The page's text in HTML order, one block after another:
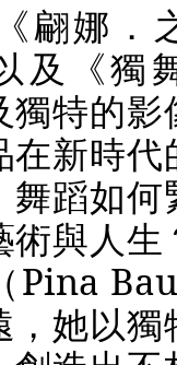
翩娜．
及《獨
特的影
在新時代
蹈如何
術與人生
Pina
她以獨